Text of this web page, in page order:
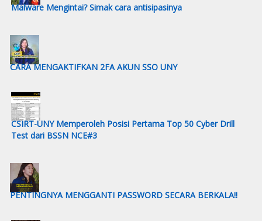
Malware Mengintai? Simak cara antisipasinya
CARA MENGAKTIFKAN 2FA AKUN SSO UNY
CSIRT-UNY Memperoleh Posisi Pertama Top 50 Cyber Drill
Test dari BSSN NCE#3
PENTINGNYA MENGGANTI PASSWORD SECARA BERKALA!!